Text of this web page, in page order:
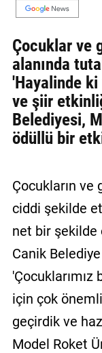
İletişim
Politikası
Çocuklar ve
alanında
'Hayalinde ki
ve şiir
Belediyesi,
ödüllü bir
Çocukların
ciddi şekilde
net bir şekilde
Canik Belediye
için çok
geçirdik ve
Model Roket